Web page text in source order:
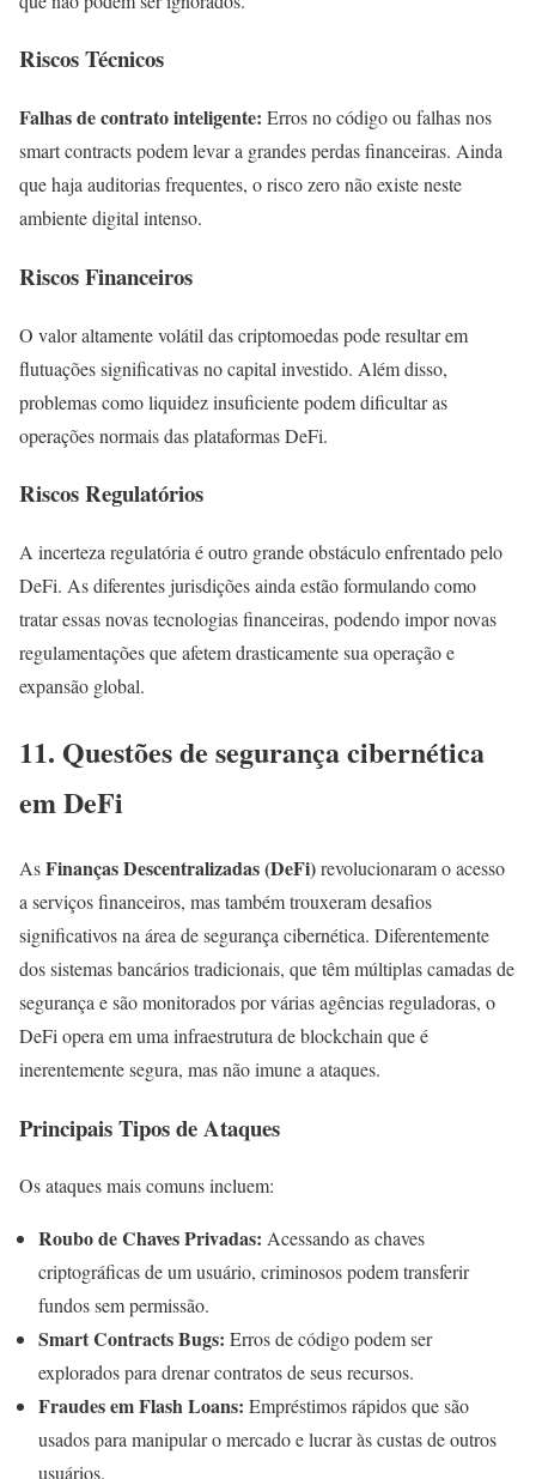
Riscos Técnicos
Falhas de contrato inteligente: Erros no código ou falhas nos
smart contracts podem levar a grandes perdas financeiras. Ainda
que haja auditorias frequentes, o risco zero não existe neste
ambiente digital intenso.
Riscos Financeiros
O valor altamente volátil das criptomoedas pode resultar em
flutuações significativas no capital investido. Além disso,
problemas como liquidez insuficiente podem dificultar as
operações normais das plataformas DeFi.
Riscos Regulatórios
A incerteza regulatória é outro grande obstáculo enfrentado pelo
DeFi. As diferentes jurisdições ainda estão formulando como
tratar essas novas tecnologias financeiras, podendo impor novas
regulamentações que afetem drasticamente sua operação e
expansão global.
11. Questões de segurança cibernética
em DeFi
AsFinanças Descentralizadas (DeFi)revolucionaram o acesso
a serviços financeiros, mas também trouxeram desafios
significativos na área de segurança cibernética. Diferentemente
dos sistemas bancários tradicionais, que têm múltiplas camadas de
segurança e são monitorados por várias agências reguladoras, o
DeFi opera em uma infraestrutura de blockchain que é
inerentemente segura, mas não imune a ataques.
Principais Tipos de Ataques
Os ataques mais comuns incluem:
Roubo de Chaves Privadas: Acessando as chaves
criptográficas de um usuário, criminosos podem transferir
fundos sem permissão.
Smart Contracts Bugs: Erros de código podem ser
explorados para drenar contratos de seus recursos.
Fraudes em Flash Loans: Empréstimos rápidos que são
usados para manipular o mercado e lucrar às custas de outros
usuários.